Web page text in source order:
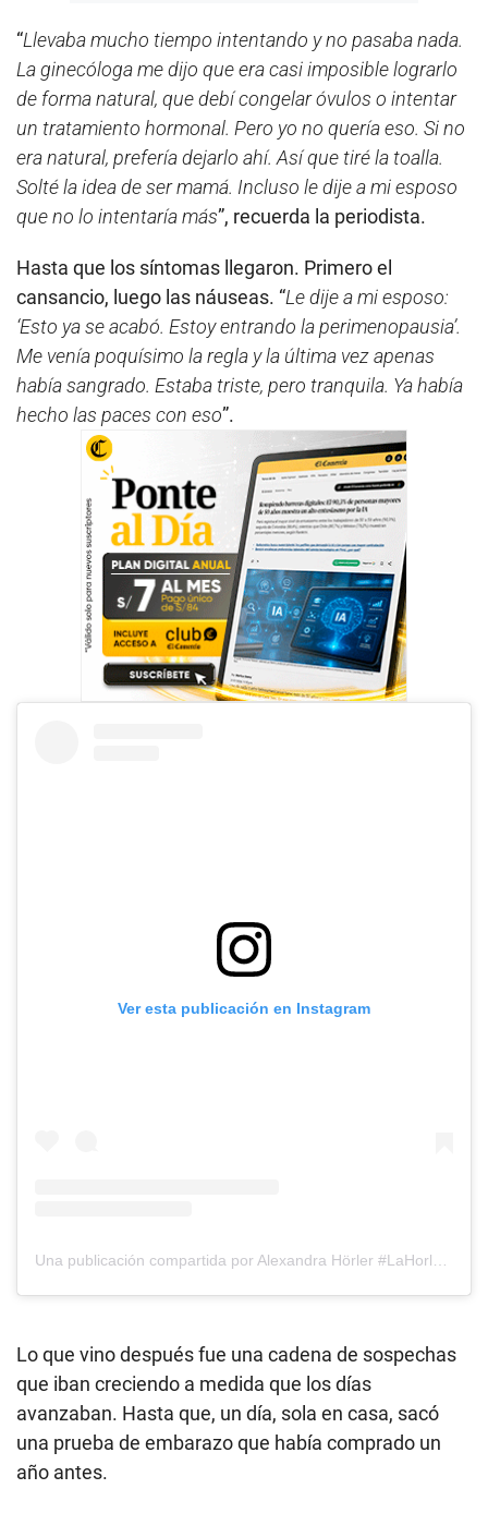
“Llevaba mucho tiempo intentando y no pasaba nada.
La ginecóloga me dijo que era casi imposible lograrlo
de forma natural, que debí congelar óvulos o intentar
un tratamiento hormonal. Pero yo no quería eso. Si no
era natural, prefería dejarlo ahí. Así que tiré la toalla.
Solté la idea de ser mamá. Incluso le dije a mi esposo
que no lo intentaría más”, recuerda la periodista.
Hasta que los síntomas llegaron. Primero el
cansancio, luego las náuseas. “Le dije a mi esposo:
‘Esto ya se acabó. Estoy entrando la perimenopausia’.
Me venía poquísimo la regla y la última vez apenas
había sangrado. Estaba triste, pero tranquila. Ya había
hecho las paces con eso”.
Ver esta publicación en Instagram
Lo que vino después fue una cadena de sospechas
que iban creciendo a medida que los días
avanzaban. Hasta que, un día, sola en casa, sacó
una prueba de embarazo que había comprado un
año antes.